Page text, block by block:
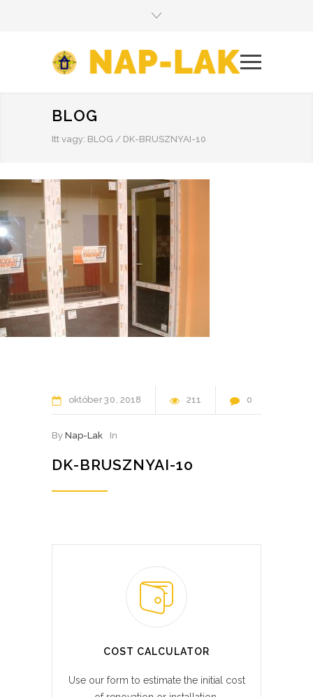
BLOG
Itt vagy: BLOG / DK-BRUSZNYAI-10
október30 2018 211 0
By Nap-Lak In
DK-BRUSZNYAI-10
COST CALCULATOR
Use our form to estimate the initial cost